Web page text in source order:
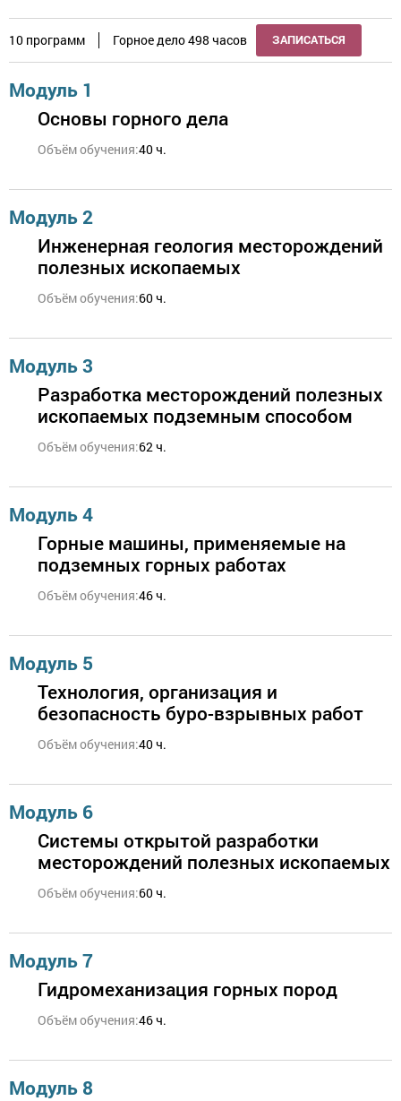
10 программ Горное дело 498 часов ЗАПИСАТЬСЯ
Модуль 1
Основы горного дела
Объём обучения:40 ч.
Модуль 2
Инженерная геология месторождений
полезных ископаемых
Объём обучения:60 ч.
Модуль 3
Разработка месторождений полезных
ископаемых подземным способом
Объём обучения:62 ч.
Модуль 4
Горные машины, применяемые на
подземных горных работах
Объём обучения:46 ч.
Модуль 5
Технология, организация и
безопасность буро-взрывных работ
Объём обучения:40 ч.
Модуль 6
Системы открытой разработки
месторождений полезных ископаемых
Объём обучения:60 ч.
Модуль 7
Гидромеханизация горных пород
Объём обучения:46 ч.
Модуль 8